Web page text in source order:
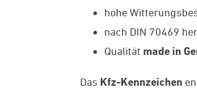
hohe
nach DIN 70469
Qualität made in
Das Kfz-Kennzeichen